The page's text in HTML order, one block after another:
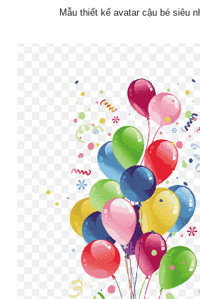
Mẫu thiết kế avatar cậu bé siêu